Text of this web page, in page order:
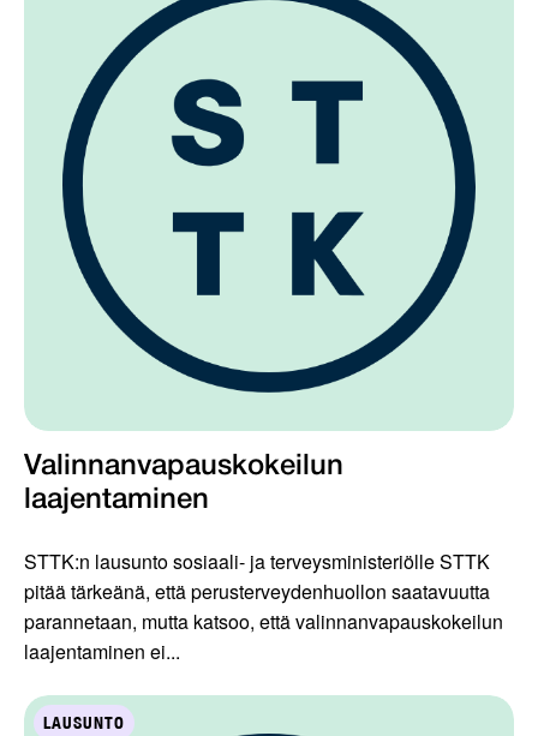
Valinnanvapauskokeilun
laajentaminen
STTK:n lausunto sosiaali- ja terveysministeriölle STTK
pitää tärkeänä, että perusterveydenhuollon saatavuutta
parannetaan, mutta katsoo, että valinnanvapauskokeilun
laajentaminen ei...
LAUSUNTO